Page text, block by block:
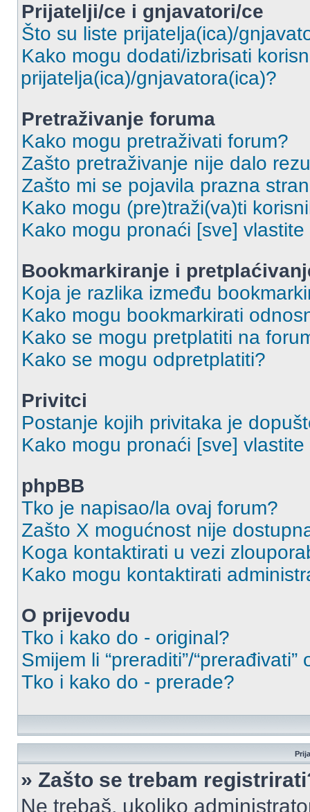
Prijatelji/ce i gnjavatori/ce
Što su liste prijatelja(ica)/
Kako mogu dodati/izbrisati
prijatelja(ica)/gnjavatora(ica)?
Pretraživanje foruma
Kako mogu pretraživati forum?
Zašto pretraživanje nije dalo
Zašto mi se pojavila prazna
Kako mogu (pre)traži(va)ti
Kako mogu pronaći [sve]
Bookmarkiranje i
Koja je razlika između
Kako mogu bookmarkirati
Kako se mogu pretplatiti na
Kako se mogu odpretplatiti?
Privitci
Postanje kojih privitaka je
Kako mogu pronaći [sve] vlastite
phpBB
Tko je napisao/la ovaj forum?
Zašto X mogućnost nije
Koga kontaktirati u vezi
Kako mogu kontaktirati
O prijevodu
Tko i kako do - original?
Smijem li “preraditi”/
Tko i kako do - prerade?
» Zašto se trebam
Ne trebaš, ukoliko